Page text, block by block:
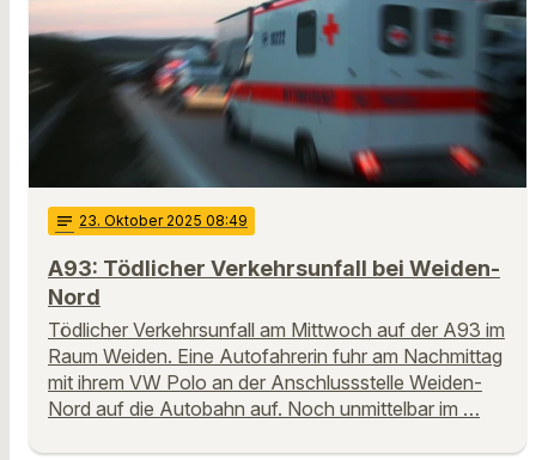
notes 23. Oktober 2025 08:49
A93: Tödlicher Verkehrsunfall bei Weiden-
Nord
Tödlicher Verkehrsunfall am Mittwoch auf der A93 im
Raum Weiden. Eine Autofahrerin fuhr am Nachmittag
mit ihrem VW Polo an der Anschlussstelle Weiden-
Nord auf die Autobahn auf. Noch unmittelbar im …